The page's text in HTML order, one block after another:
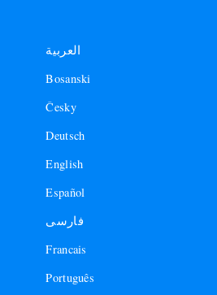
العربية
Bosanski
Česky
Deutsch
English
Español
فارسی
Francais
Português